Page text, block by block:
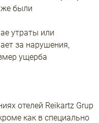
были
утраты или
за нарушения,
ущерба
отелей Reikartz Grup
как в специально